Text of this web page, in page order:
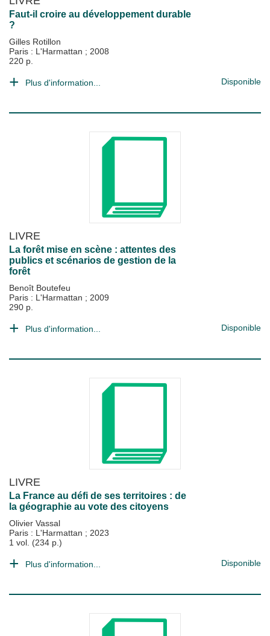
Faut-il croire au développement durable
?
Gilles Rotillon
Paris : L'Harmattan ; 2008
220 p.
Plus d'information... Disponible
LIVRE
La forêt mise en scène : attentes des
publics et scénarios de gestion de la
forêt
Benoît Boutefeu
Paris : L'Harmattan ; 2009
290 p.
Plus d'information... Disponible
LIVRE
La France au défi de ses territoires : de
la géographie au vote des citoyens
Olivier Vassal
Paris : L'Harmattan ; 2023
1 vol. (234 p.)
Plus d'information... Disponible